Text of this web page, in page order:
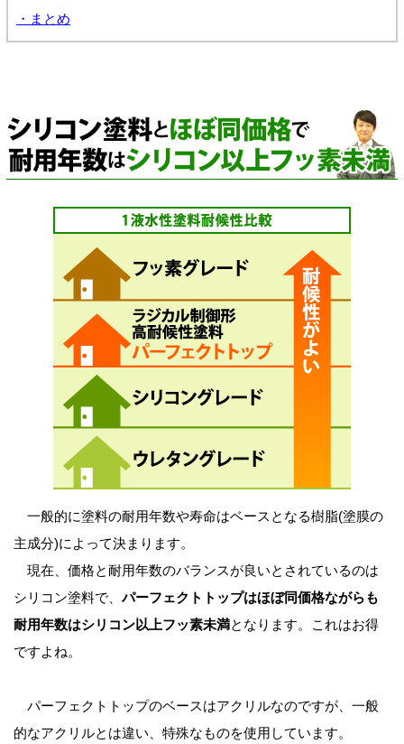
・まとめ
一般的に塗料の耐用年数や寿命はベースとなる樹脂(塗膜の
主成分)によって決まります。
現在、価格と耐用年数のバランスが良いとされているのは
シリコン塗料で、パーフェクトトップはほぼ同価格ながらも
耐用年数はシリコン以上フッ素未満となります。これはお得
ですよね。
パーフェクトトップのベースはアクリルなのですが、一般
的なアクリルとは違い、特殊なものを使用しています。